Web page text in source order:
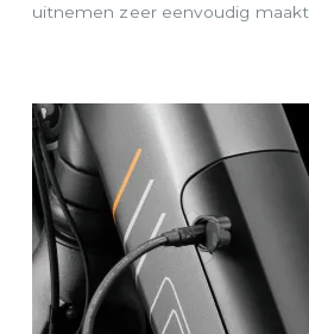
uitnemen zeer eenvoudig maakt.